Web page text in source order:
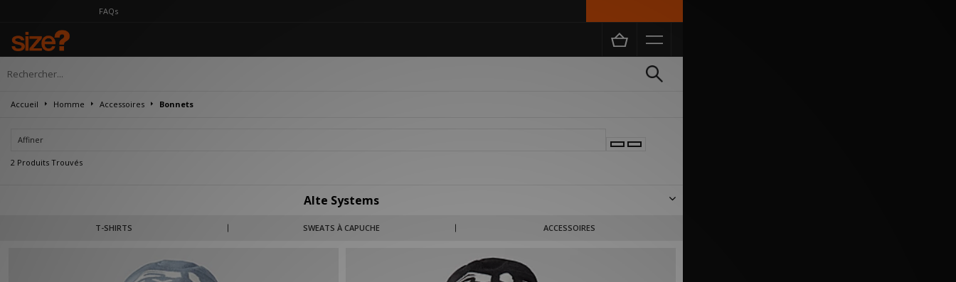
Accueil Homme Accessoires Bonnets
Affiner
2 Produits Trouvés
Alte Systems
T-SHIRTS SWEATS À CAPUCHE ACCESSOIRES
Alte Systems – en exclusivité chez size? – adopte une approche réfléchie du vestiaire du quotidien, où fonctionnalité et design contemporain coexistent en parfaite
harmonie. Caractérisée par des palettes de couleurs sobres, des coupes décontractées et des détails techniques soigneusement intégrés, la collection est conçue pour